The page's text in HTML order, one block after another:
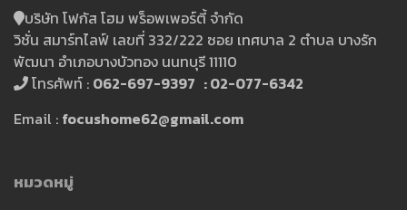
บริษัท โฟกัส โฮม พร็อพเพอร์ตี้ จำกัด
วิชั่น สมาร์ทไลฟ์ เลขที่ 332/222 ซอย เทศบาล 2 ตำบล บางรัก
พัฒนา อำเภอบางบัวทอง นนทบุรี 11110
โทรศัพท์ : 062-697-9397 : 02-077-6342
Email : focushome62@gmail.com
หมวดหมู่